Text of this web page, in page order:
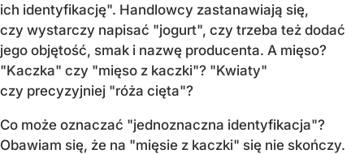
ich identyfikację". Handlowcy zastanawiają się,
czy wystarczy napisać "jogurt", czy trzeba też dodać
jego objętość, smak i nazwę producenta. A mięso?
"Kaczka" czy "mięso z kaczki"? "Kwiaty"
czy precyzyjniej "róża cięta"?
Co może oznaczać "jednoznaczna identyfikacja"?
Obawiam się, że na "mięsie z kaczki" się nie skończy.